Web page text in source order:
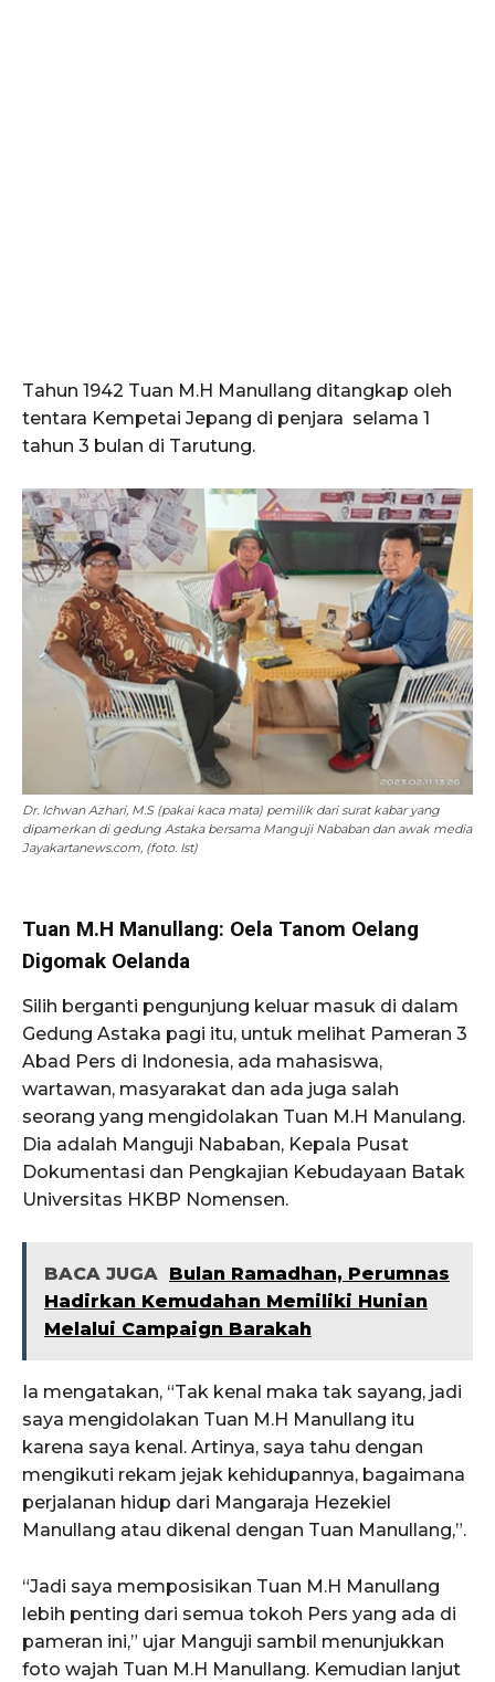
Tahun 1942 Tuan M.H Manullang ditangkap oleh
tentara Kempetai Jepang di penjara selama 1
tahun 3 bulan di Tarutung.
Dr. Ichwan Azhari, M.S (pakai kaca mata) pemilik dari surat kabar yang
dipamerkan di gedung Astaka bersama Manguji Nababan dan awak media
Jayakartanews.com, (foto. Ist)
Tuan M.H Manullang: Oela Tanom Oelang
Digomak Oelanda
Silih berganti pengunjung keluar masuk di dalam
Gedung Astaka pagi itu, untuk melihat Pameran 3
Abad Pers di Indonesia, ada mahasiswa,
wartawan, masyarakat dan ada juga salah
seorang yang mengidolakan Tuan M.H Manulang.
Dia adalah Manguji Nababan, Kepala Pusat
Dokumentasi dan Pengkajian Kebudayaan Batak
Universitas HKBP Nomensen.
BACA JUGA Bulan Ramadhan, Perumnas
Hadirkan Kemudahan Memiliki Hunian
Melalui Campaign Barakah
Ia mengatakan, “Tak kenal maka tak sayang, jadi
saya mengidolakan Tuan M.H Manullang itu
karena saya kenal. Artinya, saya tahu dengan
mengikuti rekam jejak kehidupannya, bagaimana
perjalanan hidup dari Mangaraja Hezekiel
Manullang atau dikenal dengan Tuan Manullang,”.
“Jadi saya memposisikan Tuan M.H Manullang
lebih penting dari semua tokoh Pers yang ada di
pameran ini,” ujar Manguji sambil menunjukkan
foto wajah Tuan M.H Manullang. Kemudian lanjut